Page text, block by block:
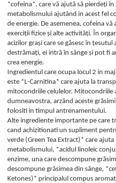
*cofeina*, care vă ajută să pierdeți
metabolismului ajutând in acest fel
de energie. De asemenea, cofeina
exerciții fizice și alte activități. În
acizilor grași care se găsesc în
destrămați, ei intră în sânge și pot fi
crea energie.
Ingredientul care ocupa locul 2 in
este *L-Carnitina* care ajuta la
mitocondriile celulelor. Mitocondriile
dumneavostra, arzând aceste
folositi in timpul antrenamentului.
Alte ingrediente importante pe care
cand achizitionati un supliment
verde (Green Tea Extract)* care ajuta
metabolismului, *acidul linoleic
enzime, una care descompune
descompune grăsimea din sânge,
Ketones)* principalul compus